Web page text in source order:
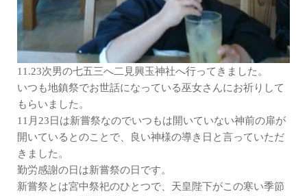
11.23次男の七五三へ二見興玉神社へ行ってきました。
いつも地鎮祭でお世話になっている巫女さんにお祈りして
もらいました。
11月23日は新嘗祭なのでいつもは開いていない神前の扉が
開いているとのことで、良い神様の導き日と言っていただ
きました。
勤労感謝の日は新嘗祭の日です。
新嘗祭とは宮中祭祀のひとつで、天皇陛下がこの寒い季節